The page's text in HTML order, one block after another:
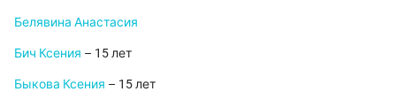
Белявина Анастасия
Бич Ксения – 15 лет
Быкова Ксения – 15 лет